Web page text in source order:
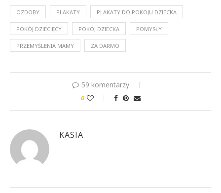
OZDOBY PLAKATY PLAKATY DO POKOJU DZIECKA
POKÓJ DZIECIĘCY POKÓJ DZIECKA POMYSŁY
PRZEMYŚLENIA MAMY ZA DARMO
59 komentarzy
0
KASIA